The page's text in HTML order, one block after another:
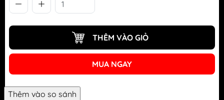
THÊM VÀO GIỎ
MUA NGAY